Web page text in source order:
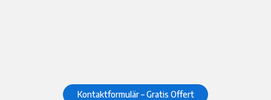
Kontaktformulär – Gratis Offert